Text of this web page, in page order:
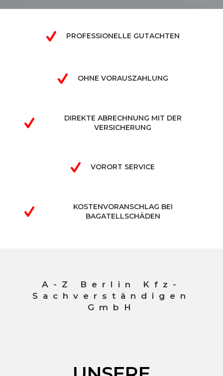
PROFESSIONELLE GUTACHTEN
OHNE VORAUSZAHLUNG
DIREKTE ABRECHNUNG MIT DER
VERSICHERUNG
VORORT SERVICE
KOSTENVORANSCHLAG BEI
BAGATELLSCHÄDEN
A-Z Berlin Kfz-
Sachverständigen
GmbH